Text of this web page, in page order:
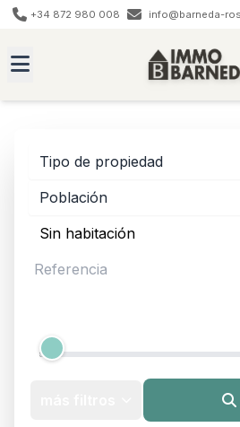
+34 872 980 008 info@barneda-
Tipo de propiedad
Población